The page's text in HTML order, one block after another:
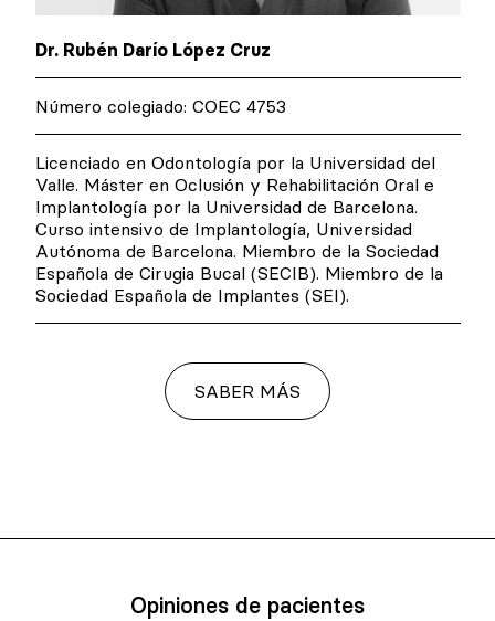
Dr. Rubén Darío López Cruz
Número colegiado: COEC 4753
Licenciado en Odontología por la Universidad del
Valle. Máster en Oclusión y Rehabilitación Oral e
Implantología por la Universidad de Barcelona.
Curso intensivo de Implantología, Universidad
Autónoma de Barcelona. Miembro de la Sociedad
Española de Cirugia Bucal (SECIB). Miembro de la
Sociedad Española de Implantes (SEI).
SABER MÁS
Opiniones de pacientes